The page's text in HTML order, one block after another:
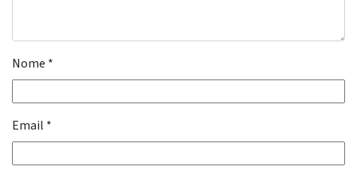
Nome *
Email *